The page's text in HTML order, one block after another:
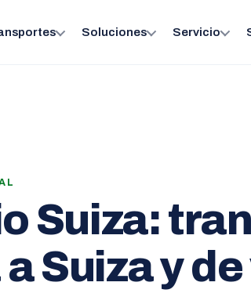
Soluciones Servicio
Suiza:
Suiza y